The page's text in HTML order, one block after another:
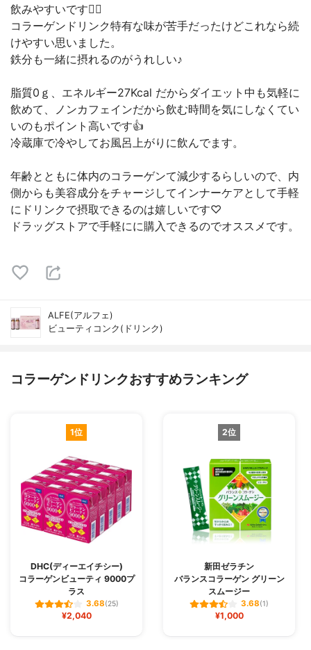
飲みやすいです🙆‍♀️
コラーゲンドリンク特有な味が苦手だったけどこれなら続
けやすい思いました。
鉄分も一緒に摂れるのがうれしい♪
脂質0ｇ、エネルギー27Kcal だからダイエット中も気軽に
飲めて、ノンカフェインだから飲む時間を気にしなくてい
いのもポイント高いです👍
冷蔵庫で冷やしてお風呂上がりに飲んでます。
年齢とともに体内のコラーゲンて減少するらしいので、内
側からも美容成分をチャージしてインナーケアとして手軽
にドリンクで摂取できるのは嬉しいです♡
ドラッグストアで手軽にに購入できるのでオススメです。
ALFE(アルフェ)
ビューティコンク(ドリンク)
コラーゲンドリンクおすすめランキング
1位
DHC(ディーエイチシー)
コラーゲンビューティ 9000プ
ラス
3.68(25)
¥2,040
2位
新田ゼラチン
バランスコラーゲン グリーン
スムージー
3.68(1)
¥1,000